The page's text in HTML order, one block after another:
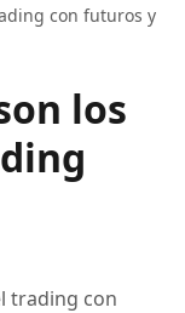
con futuros y
los
trading con